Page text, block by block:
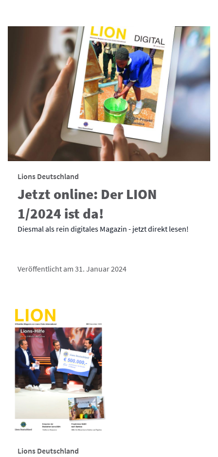
Lions Deutschland
Jetzt online: Der LION
1/2024 ist da!
Diesmal als rein digitales Magazin - jetzt direkt lesen!
Veröffentlicht am 31. Januar 2024
Lions Deutschland